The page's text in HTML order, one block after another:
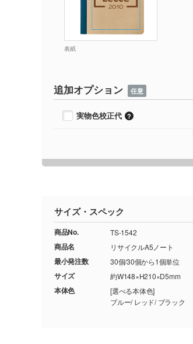
表紙
追加オプション 任意
実物色校正代
サイズ・スペック
商品No. TS-1542
商品名 リサイクルA5ノート
最小発注数 30個/30個から1個単位
サイズ 約W148×H210×D5mm
本体色
[選べる本体色]
ブルー/ レッド/ ブラック